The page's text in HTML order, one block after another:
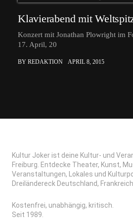
Klavierabend mit
Konzert mit Jonathan Plowright im
17. April, 20
BY REDAKTION APRIL 8, 2015
Kultur Joker ist deine Kultur- und
Freiburg. Entdecke Theater, Kunst,
Veranstaltungen, Lokales und
Dreiländereck Deutschland,
Kostenfrei, unabhängig, kritisch.
Seit 1989.